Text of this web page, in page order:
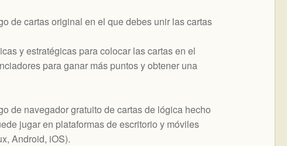
de cartas original en el que debes unir las cartas
y estratégicas para colocar las cartas en el
para ganar más puntos y obtener una
de navegador gratuito de cartas de lógica hecho
jugar en plataformas de escritorio y móviles
Android, iOS).